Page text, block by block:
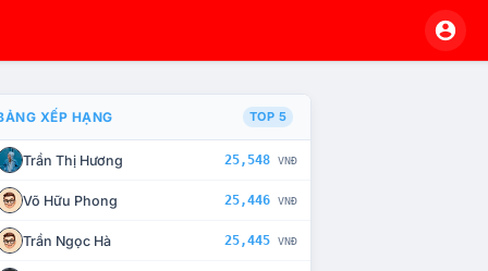
CHẾ TÀI XỬ LÝ VI PHẠM
XẾP HẠNG TOP 5
Trần Thị Hương 25,548 VNĐ
Võ Hữu Phong 25,446 VNĐ
Trần Ngọc Hà 25,445 VNĐ